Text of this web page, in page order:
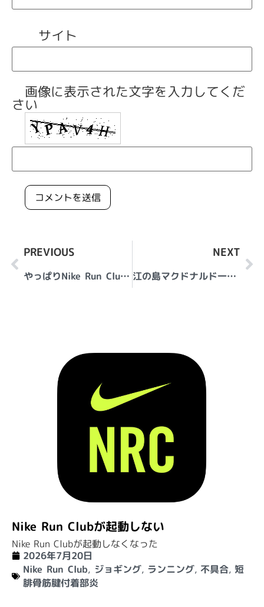
サイト
画像に表示された文字を入力してくだ
さい
PREVIOUS
やっぱりNike Run Clubの挙動もおかしいWatchOS 9
NEXT
江の島マクドナルド一時閉店
Nike Run Clubが起動しない
Nike Run Clubが起動しなくなった
2026年7月20日
Nike Run Club, ジョギング, ランニング, 不具合,短
腓骨筋腱付着部炎